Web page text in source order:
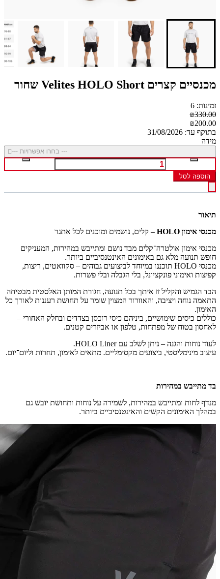
מכנסיים קצרים Velites HOLO Short שחור
זמינות: 6
₪330.00
₪200.00
בתוקף עד: 31/08/2026
מידה
--- בחרו אפשרויות ---
הוספה לסל
תיאור
מכנסי אימון HOLO
– קלים, נושמים ומוכנים לכל אתגר
מכנסי אימון אולטרה־קלים מבד נושם ומתייבש במהירות, המעניקים
חופש תנועה מלא גם באימונים האינטנסיביים ביותר.
מכנסי HOLO תוכננו במיוחד לביצועים גבוהים – סקוואטים, ריצות,
קפיצות ואימוני פונקציונל, בלי הגבלה ובלי פשרות.
הבד הגמיש והקליל זז איתך בכל תנועה, חגורת המותן האלסטית מבטיחה
התאמה נוחה ויציבה, והאוורור המצוין שומר על תחושת רעננות לאורך כל
האימון.
כוללים כיסים שימושיים, ביניהם כיסי רוכסן בצדדים ובחלק האחורי –
לאחסון בטוח של מפתחות, טלפון או אביזרים קטנים.
לעוד נוחות והגנה – ניתן לשלב עם HOLO Liner.
עיצוב מינימליסטי, ביצועים מקסימליים. מתאים לאימון, תחרות וליום־יום.
בד מתייבש במהירות
מנדף לחות ומתייבש במהירות, לשמירה על נוחות ותחושת יובש גם
במהלך האימונים הקשים והאינטנסיביים ביותר.